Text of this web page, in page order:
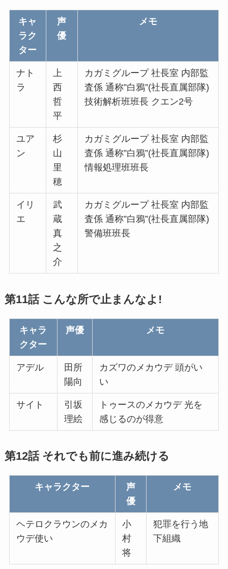
キャ
ラク
ター
声
優
メモ
ナト
ラ
上
西
哲
平
カガミグループ 社長室 内部監
査係 通称”白鴉”(社長直属部隊)
技術解析班班長 クエン2号
ユア
ン
杉
山
里
穂
カガミグループ 社長室 内部監
査係 通称”白鴉”(社長直属部隊)
情報処理班班長
イリ
エ
武
蔵
真
之
介
カガミグループ 社長室 内部監
査係 通称”白鴉”(社長直属部隊)
警備班班長
第11話 こんな所で止まんなよ!
キャラ
クター
声優 メモ
アデル
田所
陽向
カズワのメカウデ 頭がい
い
サイト
引坂
理絵
トゥースのメカウデ 光を
感じるのが得意
第12話 それでも前に進み続ける
キャラクター
声
優
メモ
ヘテロクラウンのメカ
ウデ使い
小
村
将
犯罪を行う地
下組織